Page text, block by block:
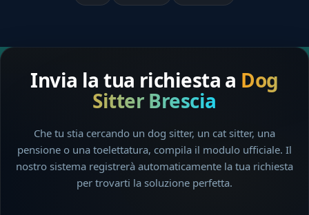
Invia la tua richiesta a Dog
Sitter Brescia
Che tu stia cercando un dog sitter, un cat sitter, una
pensione o una toelettatura, compila il modulo ufficiale. Il
nostro sistema registrerà automaticamente la tua richiesta
per trovarti la soluzione perfetta.